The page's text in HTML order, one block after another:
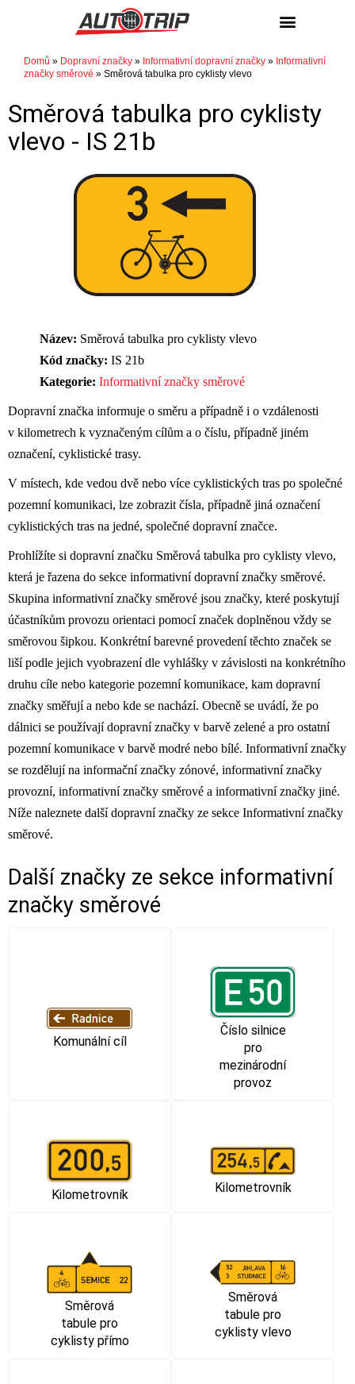
Domů » Dopravní značky » Informativní dopravní značky » Informativní
značky směrové » Směrová tabulka pro cyklisty vlevo
Směrová tabulka pro cyklisty
vlevo - IS 21b
Název: Směrová tabulka pro cyklisty vlevo
Kód značky: IS 21b
Kategorie: Informativní značky směrové
Dopravní značka informuje o směru a případně i o vzdálenosti
v kilometrech k vyznačeným cílům a o číslu, případně jiném
označení, cyklistické trasy.
V místech, kde vedou dvě nebo více cyklistických tras po společné
pozemní komunikaci, lze zobrazit čísla, případně jiná označení
cyklistických tras na jedné, společné dopravní značce.
Prohlížíte si dopravní značku Směrová tabulka pro cyklisty vlevo,
která je řazena do sekce informativní dopravní značky směrové.
Skupina informativní značky směrové jsou značky, které poskytují
účastníkům provozu orientaci pomocí značek doplněnou vždy se
směrovou šipkou. Konkrétní barevné provedení těchto značek se
liší podle jejich vyobrazení dle vyhlášky v závislosti na konkrétního
druhu cíle nebo kategorie pozemní komunikace, kam dopravní
značky směřují a nebo kde se nachází. Obecně se uvádí, že po
dálnici se používají dopravní značky v barvě zelené a pro ostatní
pozemní komunikace v barvě modré nebo bílé. Informativní značky
se rozdělují na informační značky zónové, informativní značky
provozní, informativní značky směrové a informativní značky jiné.
Níže naleznete další dopravní značky ze sekce Informativní značky
směrové.
Další značky ze sekce informativní
značky směrové
Komunální cíl
Číslo silnice
pro
mezinárodní
provoz
Kilometrovník Kilometrovník
Směrová
tabule pro
cyklisty přímo
Směrová
tabule pro
cyklisty vlevo